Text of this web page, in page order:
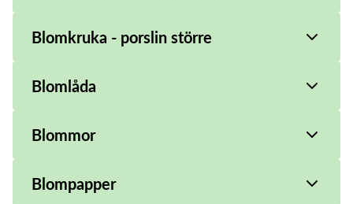
Blomkruka - porslin större
Blomlåda
Blommor
Blompapper